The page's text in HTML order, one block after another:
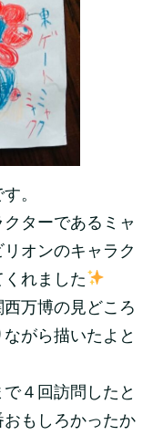
。
ターであるミャ
オンのキャラク
れました
万博の見どころ
がら描いたよと
４回訪問したと
もしろかったか